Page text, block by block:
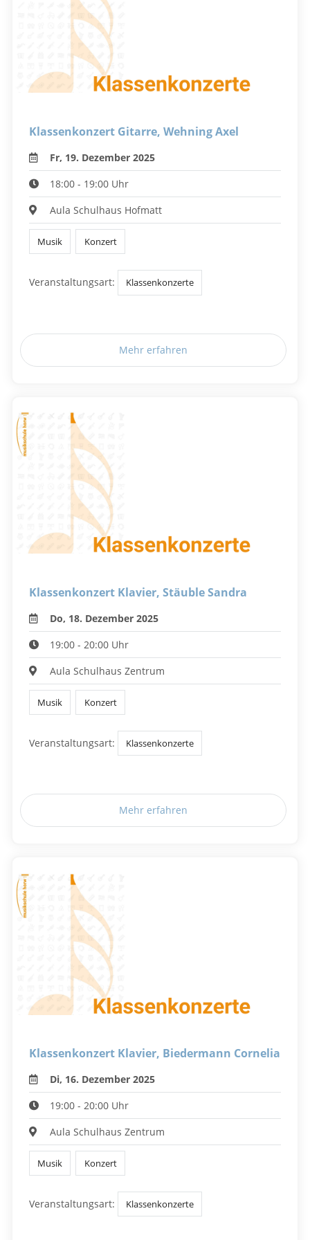
Klassenkonzert Gitarre, Wehning Axel
Fr, 19. Dezember 2025
18:00 - 19:00 Uhr
Aula Schulhaus Hofmatt
Musik Konzert
Veranstaltungsart: Klassenkonzerte
Mehr erfahren
Klassenkonzert Klavier, Stäuble Sandra
Do, 18. Dezember 2025
19:00 - 20:00 Uhr
Aula Schulhaus Zentrum
Musik Konzert
Veranstaltungsart: Klassenkonzerte
Mehr erfahren
Klassenkonzert Klavier, Biedermann Cornelia
Di, 16. Dezember 2025
19:00 - 20:00 Uhr
Aula Schulhaus Zentrum
Musik Konzert
Veranstaltungsart: Klassenkonzerte